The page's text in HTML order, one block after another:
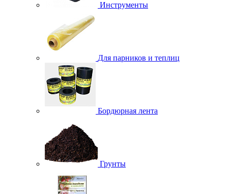
Инструменты
Для парников и теплиц
Бордюрная лента
Грунты